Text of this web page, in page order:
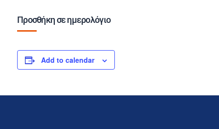
Προσθήκη σε ημερολόγιο
Add to calendar